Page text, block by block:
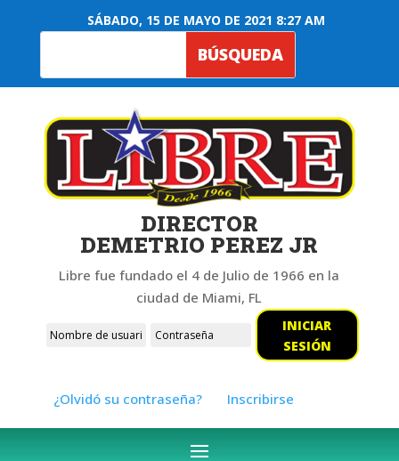
SÁBADO, 15 DE MAYO DE 2021 8:27 AM
DIRECTOR
DEMETRIO PEREZ JR
Libre fue fundado el 4 de Julio de 1966 en la
ciudad de Miami, FL
INICIAR
SESIÓN
¿Olvidó su contraseña? Inscribirse